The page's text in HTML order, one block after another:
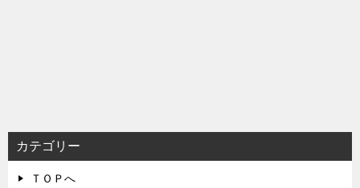
カテゴリー
ＴＯＰへ